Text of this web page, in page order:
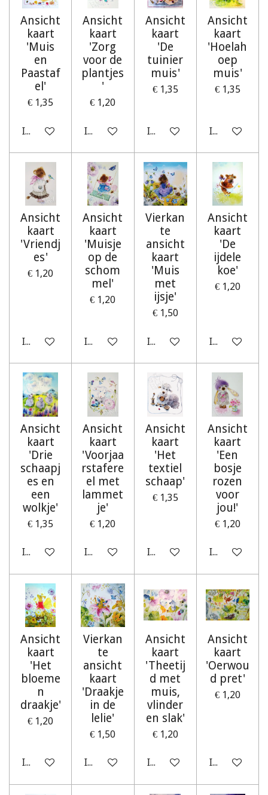
Ansicht
kaart
'Muis
en
Paastaf
el'
€ 1,35
In winkelwagen
Ansicht
kaart
'Zorg
voor de
plantjes
'
€ 1,20
In winkelwagen
Ansicht
kaart
'De
tuinier
muis'
€ 1,35
In winkelwagen
Ansicht
kaart
'Hoelah
oep
muis'
€ 1,35
In
Ansicht
kaart
'Vriendj
es'
€ 1,20
In winkelwagen
Ansicht
kaart
'Muisje
op de
schom
mel'
€ 1,20
In winkelwagen
Vierkan
te
ansicht
kaart
'Muis
met
ijsje'
€ 1,50
In winkelwagen
Ansicht
kaart
'De
ijdele
koe'
€ 1,20
In
Ansicht
kaart
'Drie
schaapj
es en
een
wolkje'
€ 1,35
In winkelwagen
Ansicht
kaart
'Voorjaa
rstafere
el met
lammet
je'
€ 1,20
In winkelwagen
Ansicht
kaart
'Het
textiel
schaap'
€ 1,35
In winkelwagen
Ansicht
kaart
'Een
bosje
rozen
voor
jou!'
€ 1,20
In
Ansicht
kaart
'Het
bloeme
n
draakje'
€ 1,20
In winkelwagen
Vierkan
te
ansicht
kaart
'Draakje
in de
lelie'
€ 1,50
In winkelwagen
Ansicht
kaart
'Theetij
d met
muis,
vlinder
en slak'
€ 1,20
In winkelwagen
Ansicht
kaart
'Oerwou
d pret'
€ 1,20
In